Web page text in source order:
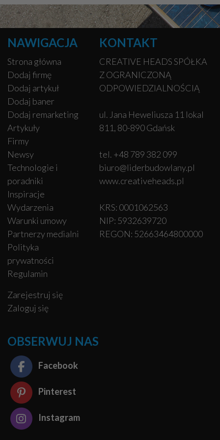
NAWIGACJA
Strona główna
Dodaj firmę
Dodaj artykuł
Dodaj baner
Dodaj remarketing
Artykuły
Firmy
Newsy
Technologie i
poradniki
Inspiracje
Wydarzenia
Warunki umowy
Partnerzy medialni
Polityka
prywatności
Regulamin
Zarejestruj się
Zaloguj się
KONTAKT
CREATIVE HEADS SPÓŁKA
Z OGRANICZONĄ
ODPOWIEDZIALNOŚCIĄ
ul. Jana Heweliusza 11 lokal
811, 80-890 Gdańsk
tel. +48 789 382 099
biuro@liderbudowlany.pl
www.creativeheads.pl
KRS: 0001062563
NIP: 5932639720
REGON: 52663464800000
OBSERWUJ NAS
Facebook
Pinterest
Instagram